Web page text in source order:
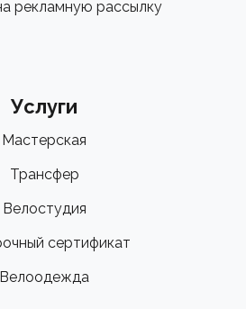
рекламную рассылку
Услуги
Мастерская
Трансфер
Велостудия
сертификат
Велоодежда